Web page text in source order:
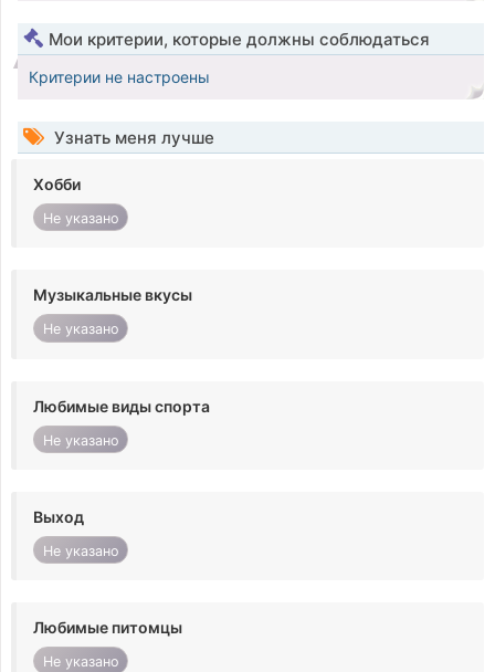
Мои критерии, которые должны соблюдаться
Критерии не настроены
Узнать меня лучше
Хобби
Не указано
Музыкальные вкусы
Не указано
Любимые виды спорта
Не указано
Выход
Не указано
Любимые питомцы
Не указано